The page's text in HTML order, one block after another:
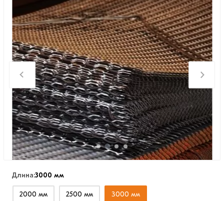
Длина:3000 мм
2000 мм 2500 мм 3000 мм